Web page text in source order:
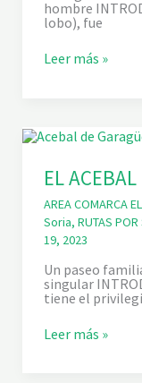
S
C
R
C
O
R
R
A
hombre
lobo), fue
E
D
L
O
B
O
D
E
U
E
N
E
Leer más »
EL
AREA COMARCA
Soria, RUTAS POR
19, 2023
Un paseo
singular
tiene el
ELeer más »